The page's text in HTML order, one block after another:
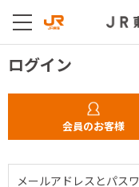
ログイン
会員のお客様
メールアドレスとパス